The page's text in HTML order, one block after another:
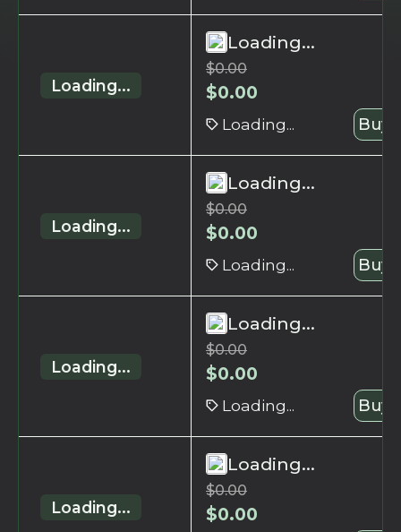
Loading...
Loading...
$0.00
$0.00
Loading... Buy
Loading...
Loading...
$0.00
$0.00
Loading... Buy
Loading...
Loading...
$0.00
$0.00
Loading... Buy
Loading...
Loading...
$0.00
$0.00